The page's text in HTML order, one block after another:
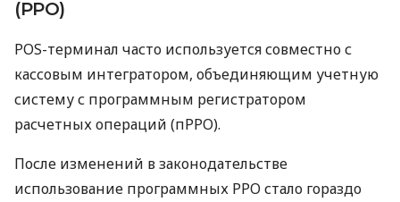
(РРО)
POS-терминал часто используется совместно с
кассовым интегратором, объединяющим учетную
систему с программным регистратором
расчетных операций (пРРО).
После изменений в законодательстве
использование программных РРО стало гораздо